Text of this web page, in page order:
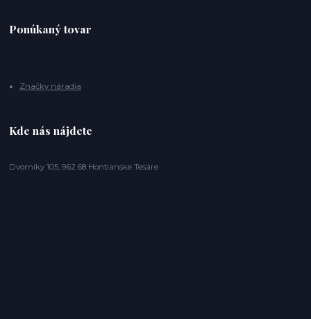
Ponúkaný tovar
Značky náradia
Kde nás nájdete
Dvorníky 105, 962 68 Hontianske Tesáre